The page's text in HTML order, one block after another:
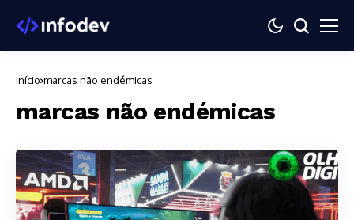
Início marcas não endémicas
marcas não endémicas